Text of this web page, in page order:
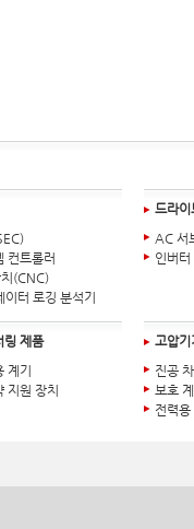
컨트롤러
(CNC)
터 로깅 분석기
드라이
AC 서
인버터
링 제품
계기
지원 장치
고압기
진공
보호
전력용